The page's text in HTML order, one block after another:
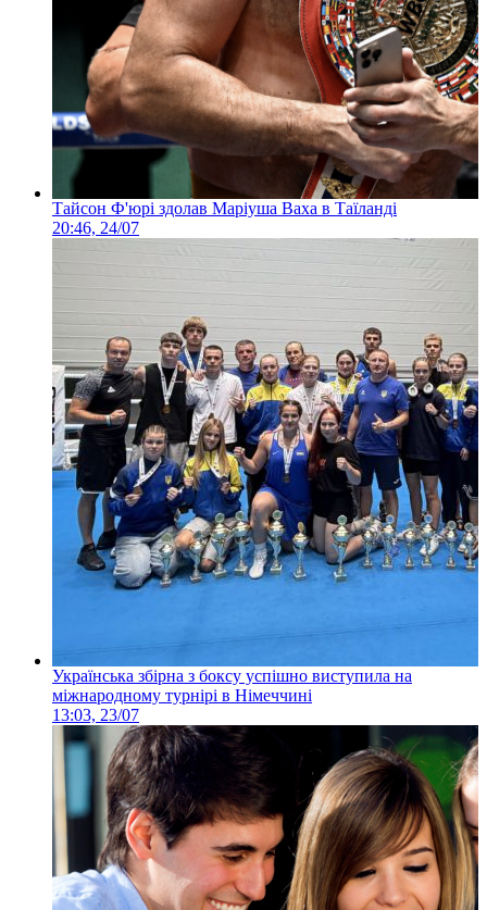
Тайсон Ф'юрі здолав Маріуша Ваха в Таїланді
20:46, 24/07
Українська збірна з боксу успішно виступила на
міжнародному турнірі в Німеччині
13:03, 23/07